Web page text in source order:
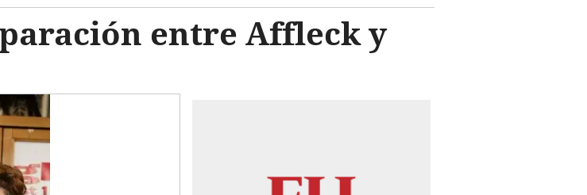
entre Affleck y